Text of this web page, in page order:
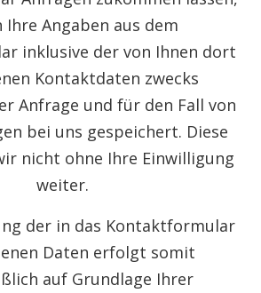
Ihre Angaben aus dem
inklusive der von Ihnen dort
Kontaktdaten zwecks
Anfrage und für den Fall von
bei uns gespeichert. Diese
nicht ohne Ihre Einwilligung
weiter.
der in das Kontaktformular
Daten erfolgt somit
auf Grundlage Ihrer